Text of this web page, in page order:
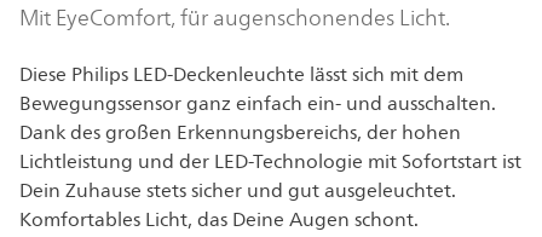
Mit EyeComfort, für augenschonendes Licht.
Diese Philips LED-Deckenleuchte lässt sich mit dem
Bewegungssensor ganz einfach ein- und ausschalten.
Dank des großen Erkennungsbereichs, der hohen
Lichtleistung und der LED-Technologie mit Sofortstart ist
Dein Zuhause stets sicher und gut ausgeleuchtet.
Komfortables Licht, das Deine Augen schont.